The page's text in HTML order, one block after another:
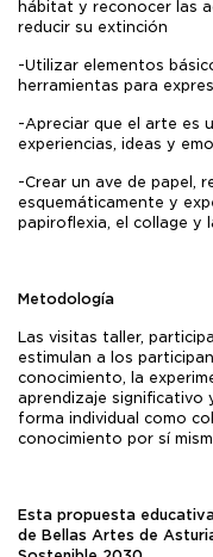
hábitat y reconocer las
reducir su extinción
-Utilizar elementos
herramientas para
-Apreciar que el arte es
experiencias, ideas y
-Crear un ave de papel,
esquemáticamente y
papiroflexia, el collage y
Metodología
Las visitas taller,
estimulan a los
conocimiento, la
aprendizaje significativo
forma individual como
conocimiento por sí
Esta propuesta
de Bellas Artes de